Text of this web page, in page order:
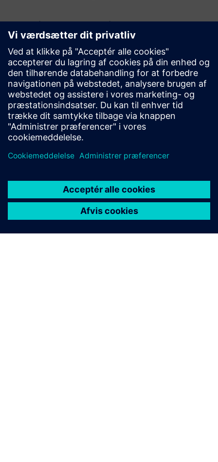
Yderligere oplysninger og
ressourcer
Modelbaseret definition - Omkostningsreduktion, forbedret
kvalitet
Forudsætninger
En grundlæggende forståelse af NX.